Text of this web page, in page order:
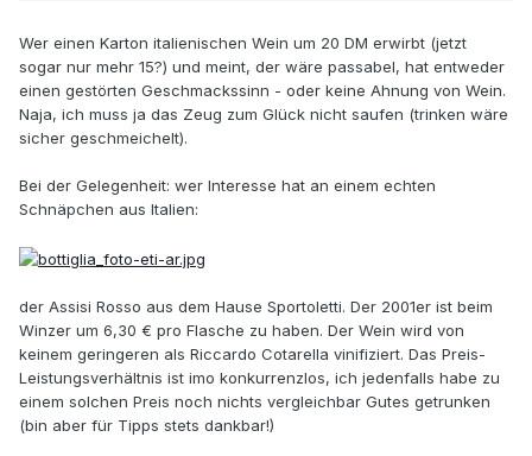
Wer einen Karton italienischen Wein um 20 DM erwirbt (jetzt
sogar nur mehr 15?) und meint, der wäre passabel, hat entweder
einen gestörten Geschmackssinn - oder keine Ahnung von Wein.
Naja, ich muss ja das Zeug zum Glück nicht saufen (trinken wäre
sicher geschmeichelt).
Bei der Gelegenheit: wer Interesse hat an einem echten
Schnäpchen aus Italien:
der Assisi Rosso aus dem Hause Sportoletti. Der 2001er ist beim
Winzer um 6,30 € pro Flasche zu haben. Der Wein wird von
keinem geringeren als Riccardo Cotarella vinifiziert. Das Preis-
Leistungsverhältnis ist imo konkurrenzlos, ich jedenfalls habe zu
einem solchen Preis noch nichts vergleichbar Gutes getrunken
(bin aber für Tipps stets dankbar!)